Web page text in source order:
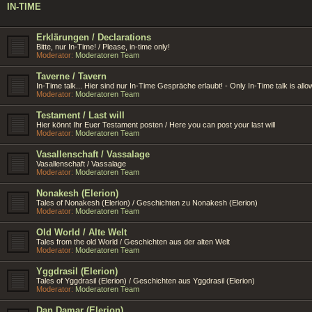
IN-TIME
Erklärungen / Declarations
Bitte, nur In-Time! / Please, in-time only!
Moderator: Moderatoren Team
Taverne / Tavern
In-Time talk... Hier sind nur In-Time Gespräche erlaubt! - Only In-Time talk is
Moderator: Moderatoren Team
Testament / Last will
Hier könnt Ihr Euer Testament posten / Here you can post your last will
Moderator: Moderatoren Team
Vasallenschaft / Vassalage
Vasallenschaft / Vassalage
Moderator: Moderatoren Team
Nonakesh (Elerion)
Tales of Nonakesh (Elerion) / Geschichten zu Nonakesh (Elerion)
Moderator: Moderatoren Team
Old World / Alte Welt
Tales from the old World / Geschichten aus der alten Welt
Moderator: Moderatoren Team
Yggdrasil (Elerion)
Tales of Yggdrasil (Elerion) / Geschichten aus Yggdrasil (Elerion)
Moderator: Moderatoren Team